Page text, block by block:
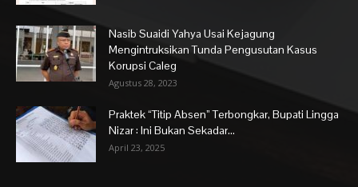
Nasib Suaidi Yahya Usai Kejagung
Mengintruksikan Tunda Pengusutan Kasus
Korupsi Caleg
Agustus 28, 2023
Praktek “Titip Absen” Terbongkar, Bupati Lingga
Nizar : Ini Bukan Sekadar...
April 23, 2025